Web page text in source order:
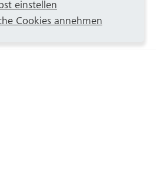
einstellen
Cookies annehmen